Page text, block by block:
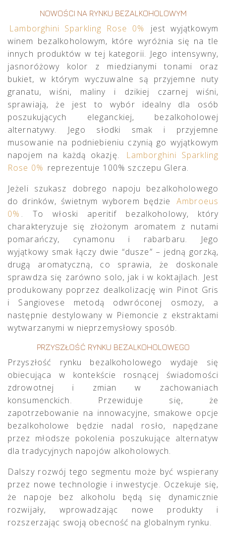
NOWOŚCI NA RYNKU BEZALKOHOLOWYM
Lamborghini Sparkling Rose 0%
jest wyjątkowym
winem bezalkoholowym, które wyróżnia się na tle
innych produktów w tej kategorii. Jego intensywny,
jasnoróżowy kolor z miedzianymi tonami oraz
bukiet, w którym wyczuwalne są przyjemne nuty
granatu, wiśni, maliny i dzikiej czarnej wiśni,
sprawiają, że jest to wybór idealny dla osób
poszukujących eleganckiej, bezalkoholowej
alternatywy. Jego słodki smak i przyjemne
musowanie na podniebieniu czynią go wyjątkowym
napojem na każdą okazję.
Lamborghini Sparkling
Rose 0% reprezentuje 100% szczepu Glera.
Jeżeli szukasz dobrego napoju bezalkoholowego
do drinków, świetnym wyborem będzie
Ambroeus
0% . To włoski aperitif bezalkoholowy, który
charakteryzuje się złożonym aromatem z nutami
pomarańczy, cynamonu i rabarbaru. Jego
wyjątkowy smak łączy dwie “dusze” – jedną gorzką,
drugą aromatyczną, co sprawia, że doskonale
sprawdza się zarówno solo, jak i w koktajlach. Jest
produkowany poprzez dealkolizację win Pinot Gris
i Sangiovese metodą odwróconej osmozy, a
następnie destylowany w Piemoncie z ekstraktami
wytwarzanymi w nieprzemysłowy sposób.
PRZYSZŁOŚĆ RYNKU BEZALKOHOLOWEGO
Przyszłość rynku bezalkoholowego wydaje się
obiecująca w kontekście rosnącej świadomości
zdrowotnej i zmian w zachowaniach
konsumenckich. Przewiduje się, że
zapotrzebowanie na innowacyjne, smakowe opcje
bezalkoholowe będzie nadal rosło, napędzane
przez młodsze pokolenia poszukujące alternatyw
dla tradycyjnych napojów alkoholowych.
Dalszy rozwój tego segmentu może być wspierany
przez nowe technologie i inwestycje. Oczekuje się,
że napoje bez alkoholu będą się dynamicznie
rozwijały, wprowadzając nowe produkty i
rozszerzając swoją obecność na globalnym rynku.